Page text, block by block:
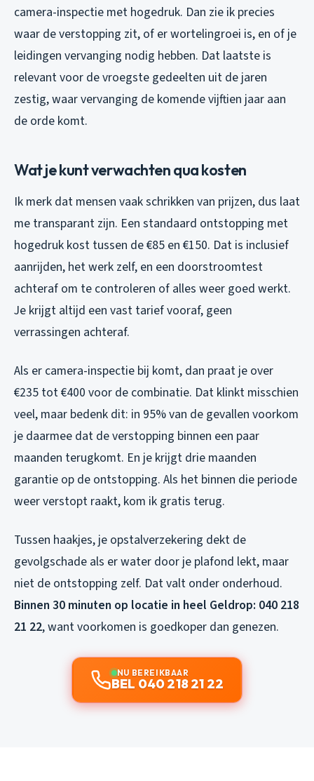
camera-inspectie met hogedruk. Dan zie ik precies
waar de verstopping zit, of er wortelingroei is, en of je
leidingen vervanging nodig hebben. Dat laatste is
relevant voor de vroegste gedeelten uit de jaren
zestig, waar vervanging de komende vijftien jaar aan
de orde komt.
Wat je kunt verwachten qua kosten
Ik merk dat mensen vaak schrikken van prijzen, dus laat
me transparant zijn. Een standaard ontstopping met
hogedruk kost tussen de €85 en €150. Dat is inclusief
aanrijden, het werk zelf, en een doorstroomtest
achteraf om te controleren of alles weer goed werkt.
Je krijgt altijd een vast tarief vooraf, geen
verrassingen achteraf.
Als er camera-inspectie bij komt, dan praat je over
€235 tot €400 voor de combinatie. Dat klinkt misschien
veel, maar bedenk dit: in 95% van de gevallen voorkom
je daarmee dat de verstopping binnen een paar
maanden terugkomt. En je krijgt drie maanden
garantie op de ontstopping. Als het binnen die periode
weer verstopt raakt, kom ik gratis terug.
Tussen haakjes, je opstalverzekering dekt de
gevolgschade als er water door je plafond lekt, maar
niet de ontstopping zelf. Dat valt onder onderhoud.
Binnen 30 minuten op locatie in heel Geldrop: 040 218
21 22, want voorkomen is goedkoper dan genezen.
NU BEREIKBAAR
BEL 040 218 21 22